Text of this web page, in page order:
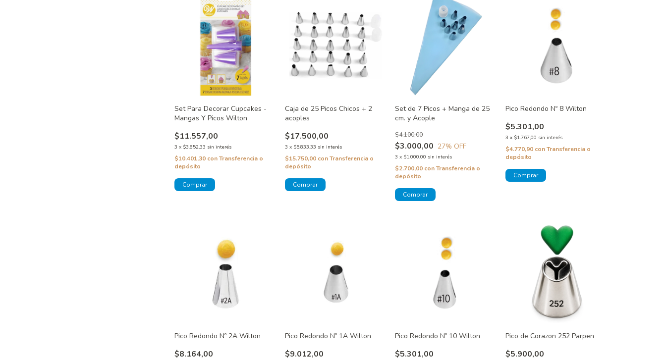
Set Para Decorar Cupcakes -
Mangas Y Picos Wilton
$11.557,00
3 x $3.852,33 sin interés
$10.401,30 con Transferencia o
depósito
Caja de 25 Picos Chicos + 2
acoples
$17.500,00
3 x $5.833,33 sin interés
$15.750,00 con Transferencia o
depósito
Set de 7 Picos + Manga de 25
cm. y Acople
$3.000,00
$4.100,00
27% OFF
3 x $1.000,00 sin interés
$2.700,00 conTransferencia o
depósito
Pico Redondo Nº 8 Wilton
$5.301,00
3 x $1.767,00 sin interés
$4.770,90 con Transferencia o
depósito
Pico Redondo Nº 2A Wilton
$8.164,00
Pico Redondo Nº 1A Wilton
$9.012,00
Pico Redondo Nº 10 Wilton
$5.301,00
Pico de Corazon 252 Parpen
$5.900,00